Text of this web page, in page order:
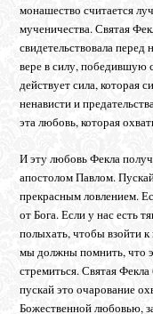
монашество считается
мученичества. Святая
свидетельствовала
вере в силу, победившую
действует сила, которая
ненависти и
эта любовь, которая
И эту любовь Фекла
апостолом Павлом.
прекрасным ловлением.
от Бога. Если у нас есть
полыхать, чтобы взойти
мы должны помнить, что
стремиться. Святая
пускай это очарование
Божественной любовью,